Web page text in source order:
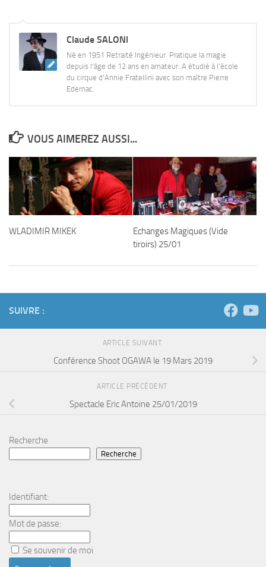
Claude SALONI
Né en 1951 Retraité Ingénieur. Pratique la magie
depuis l'âge de 12 ans en amateur. A étudié à l'école
du cirque d'Annie Fratellini avec son maître Pierre
Edernac.
VOUS AIMEREZ AUSSI...
WLADIMIR MIKEK
Echanges Magiques (Vide
tiroirs) 25/01
SUIVRE :
ARTICLE SUIVANT
Conférence Shoot OGAWA le 19 Mars 2019
ARTICLE PRÉCÉDENT
Spectacle Eric Antoine 25/01/2019
Recherche
Recherche
Identifiant:
Mot de passe:
Se souvenir de moi